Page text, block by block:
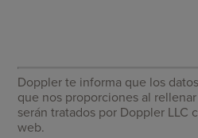
Doppler te informa que los
que nos proporciones al
serán tratados por Doppler LLC
web.